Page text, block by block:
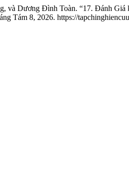
Dương Đình Toàn. “17. Đánh Giá
Tám 8, 2026. https://